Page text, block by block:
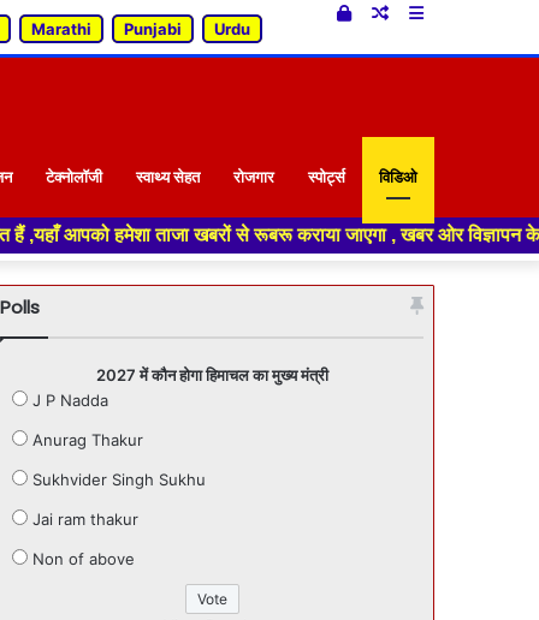
Marathi Punjabi Urdu
Sidebar
Random
Log
टेक्नोलॉजी स्वाथ्य सेहत रोजगार स्पोर्ट्स विडिओ
खबरों से रूबरू कराया जाएगा , खबर ओर विज्ञापन के लिए संपर्क करे +91
Polls
2027 में कौन होगा हिमाचल का मुख्य मंत्री
J P Nadda
Anurag Thakur
Sukhvider Singh Sukhu
Jai ram thakur
Non of above